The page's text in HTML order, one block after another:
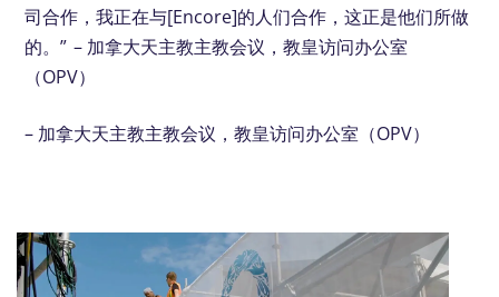
司合作，我正在与[Encore]的人们合作，这正是他们所做
的。” – 加拿大天主教主教会议，教皇访问办公室
（OPV）
– 加拿大天主教主教会议，教皇访问办公室（OPV）